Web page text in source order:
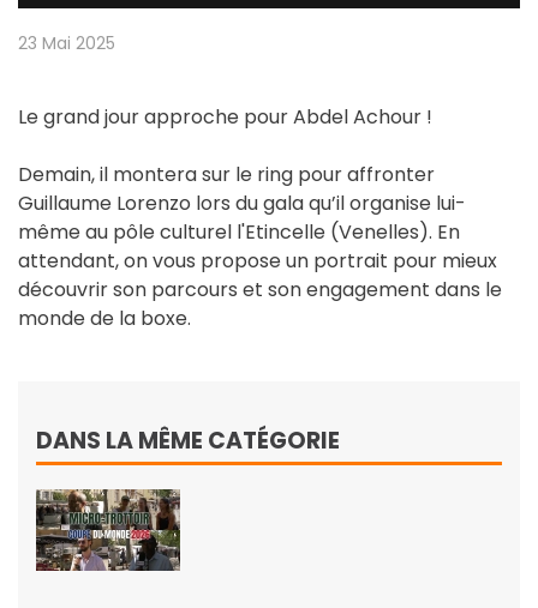
23 Mai 2025
Le grand jour approche pour Abdel Achour !
Demain, il montera sur le ring pour affronter
Guillaume Lorenzo lors du gala qu’il organise lui-
même au pôle culturel l'Etincelle (Venelles). En
attendant, on vous propose un portrait pour mieux
découvrir son parcours et son engagement dans le
monde de la boxe.
DANS LA MÊME CATÉGORIE